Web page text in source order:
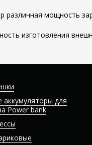
различная мощность
изготовления
аккумуляторы для
Power bank